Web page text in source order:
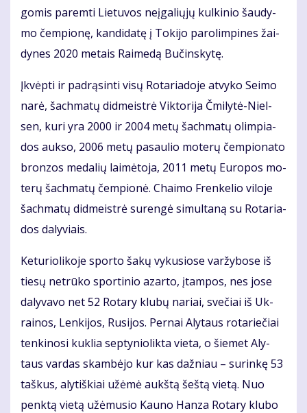
go­mis pa­rem­ti Lie­tu­vos ne­įga­lių­jų kul­ki­nio šau­dy­
mo čem­pio­nę, kan­di­da­tę į To­ki­jo pa­ro­lim­pi­nes žai­
dy­nes 2020 me­tais Rai­me­dą Bu­čins­ky­tę.
Įkvėp­ti ir pa­drą­sin­ti vi­sų Ro­ta­ria­do­je at­vy­ko Sei­mo
na­rė, šach­ma­tų did­meist­rė Vik­to­ri­ja Čmi­ly­tė-Niel­
sen, ku­ri yra 2000 ir 2004 me­tų šach­ma­tų olim­pia­
dos auk­so, 2006 me­tų pa­sau­lio mo­te­rų čem­pio­na­to
bron­zos me­da­lių lai­mė­to­ja, 2011 me­tų Eu­ro­pos mo­
te­rų šach­ma­tų čem­pio­nė. Chai­mo Fren­ke­lio vi­lo­je
šach­ma­tų did­meist­rė su­ren­gė si­mul­ta­ną su Ro­ta­ria­
dos da­ly­viais.
Ke­tu­rio­li­ko­je spor­to ša­kų vy­ku­sio­se var­žy­bo­se iš
tie­sų ne­trū­ko spor­ti­nio azar­to, įtam­pos, nes jo­se
da­ly­va­vo net 52 Ro­ta­ry klu­bų na­riai, sve­čiai iš Uk­
rai­nos, Len­ki­jos, Ru­si­jos. Per­nai Aly­taus ro­ta­rie­čiai
ten­ki­no­si kuk­lia sep­ty­nio­lik­ta vie­ta, o šie­met Aly­
taus var­das skam­bė­jo kur kas daž­niau – su­rin­kę 53
taš­kus, aly­tiš­kiai už­ėmė aukš­tą šeš­tą vie­tą. Nuo
penk­tą vie­tą už­ėmu­sio Kau­no Han­za Ro­ta­ry klu­bo